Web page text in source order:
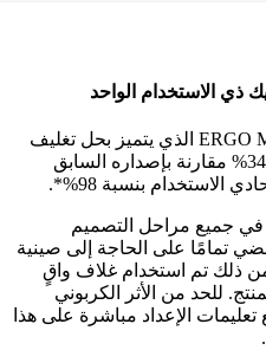
ذي الاستخدام الواحد
في عام 2021، أطلقنا ماوس ERGO M575 الذي يتميز بحل تغليف
مبتكر يوفر أثرًا كربونيًا أقل بنسبة 34% مقارنة بإصداره السابق
في جميع مراحل التصميم
تمامًا على الحاجة إلى صينية
من ذلك تم استخدام غلاف واقٍ
للحد من الأثر الكربوني
الإعداد مباشرة على هذا